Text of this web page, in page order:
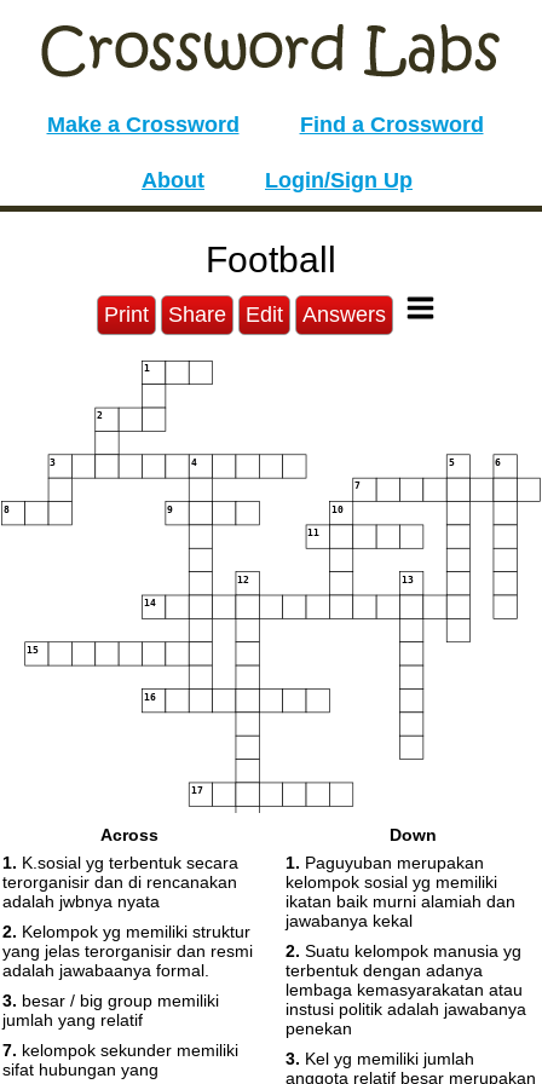
Make a Crossword Find a Crossword
About Login/Sign Up
Football
Print Share Edit Answers
1
2
3 4 5 6
7
8 9 10
11
12 13
14
15
16
17
Across
1. K.sosial yg terbentuk secara
terorganisir dan di rencanakan
adalah jwbnya nyata
2. Kelompok yg memiliki struktur
yang jelas terorganisir dan resmi
adalah jawabaanya formal.
3. besar / big group memiliki
jumlah yang relatif
7. kelompok sekunder memiliki
sifat hubungan yang
Down
1. Paguyuban merupakan
kelompok sosial yg memiliki
ikatan baik murni alamiah dan
jawabanya kekal
2. Suatu kelompok manusia yg
terbentuk dengan adanya
lembaga kemasyarakatan atau
instusi politik adalah jawabanya
penekan
3. Kel yg memiliki jumlah
anggota relatif besar merupakan